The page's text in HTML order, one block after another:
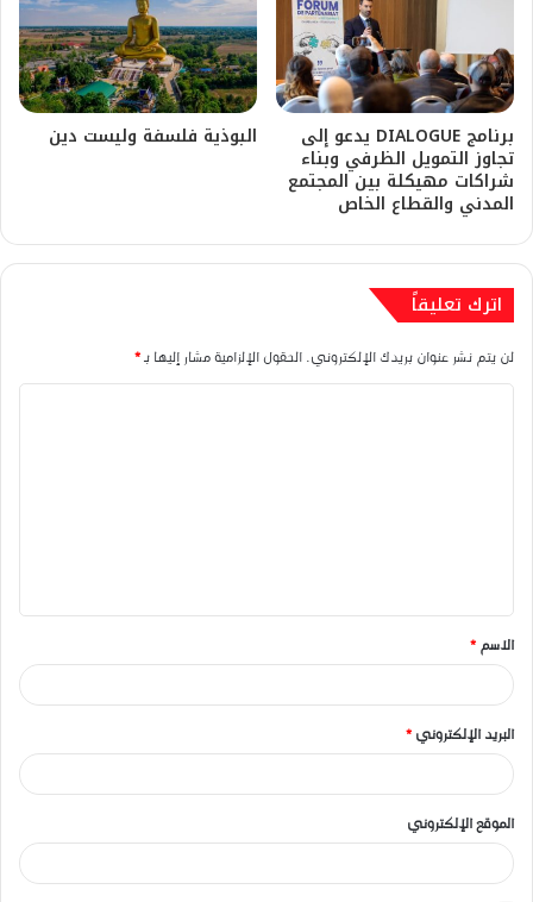
برنامج DIALOGUE يدعو إلى
تجاوز التمويل الظرفي وبناء
شراكات مهيكلة بين المجتمع
المدني والقطاع الخاص
​البوذية فلسفة وليست دين
اترك تعليقاً
لن يتم نشر عنوان بريدك الإلكتروني. الحقول الإلزامية مشار إليها بـ*
ق
*
الاسم *
البريد الإلكتروني *
الموقع الإلكتروني